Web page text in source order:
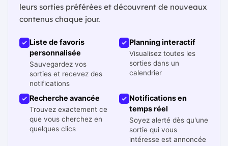
leurs sorties préférées et découvrent de nouveaux
contenus chaque jour.
Liste de favoris
personnalisée
Sauvegardez vos
sorties et recevez des
notifications
Planning interactif
Visualisez toutes les
sorties dans un
calendrier
Recherche avancée
Trouvez exactement ce
que vous cherchez en
quelques clics
Notifications en
temps réel
Soyez alerté dès qu'une
sortie qui vous
intéresse est annoncée